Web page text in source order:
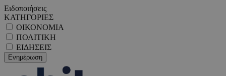
Ειδοποιήσεις
ΚΑΤΗΓΟΡΙΕΣ
ΟΙΚΟΝΟΜΙΑ
ΠΟΛΙΤΙΚΗ
ΕΙΔΗΣΕΙΣ